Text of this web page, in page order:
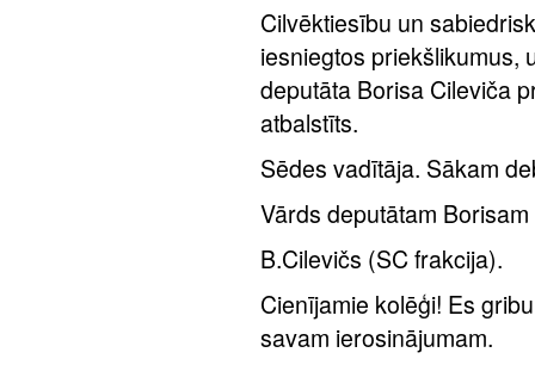
Cilvēktiesību un
iesniegtos priekšlikumus,
deputāta Borisa Cileviča
atbalstīts.
Sēdes vadītāja. Sākam
Vārds deputātam
B.Cilevičs (SC frakcija).
Cienījamie kolēģi! Es
savam ierosinājumam.